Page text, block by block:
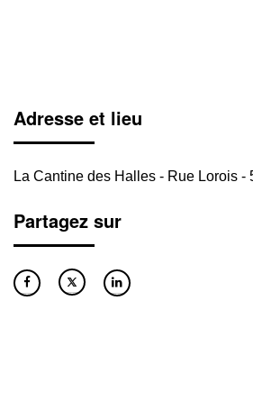
Adresse et lieu
La Cantine des Halles - Rue Lorois -
Partagez sur